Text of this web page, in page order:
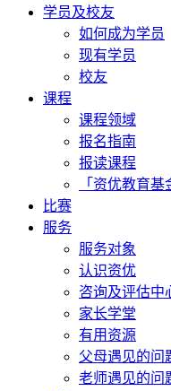
学员及校友
如何成为学员
现有学员
校友
课程
课程领域
报名指南
报读课程
「资优教育
比赛
服务
服务对象
认识资优
咨询及评估中
家长学堂
有用资源
父母遇见的问
老师遇见的问